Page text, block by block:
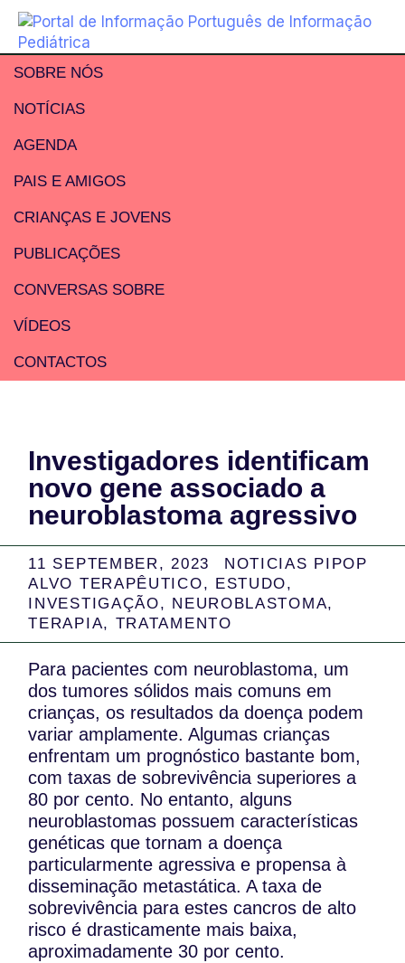
SOBRE NÓS
NOTÍCIAS
AGENDA
PAIS E AMIGOS
CRIANÇAS E JOVENS
PUBLICAÇÕES
CONVERSAS SOBRE
VÍDEOS
CONTACTOS
Investigadores identificam
novo gene associado a
neuroblastoma agressivo
11 SEPTEMBER, 2023
NOTICIAS PIPOP
ALVO TERAPÊUTICO, ESTUDO,
INVESTIGAÇÃO, NEUROBLASTOMA,
TERAPIA, TRATAMENTO
Para pacientes com neuroblastoma, um
dos tumores sólidos mais comuns em
crianças, os resultados da doença podem
variar amplamente. Algumas crianças
enfrentam um prognóstico bastante bom,
com taxas de sobrevivência superiores a
80 por cento. No entanto, alguns
neuroblastomas possuem características
genéticas que tornam a doença
particularmente agressiva e propensa à
disseminação metastática. A taxa de
sobrevivência para estes cancros de alto
risco é drasticamente mais baixa,
aproximadamente 30 por cento.